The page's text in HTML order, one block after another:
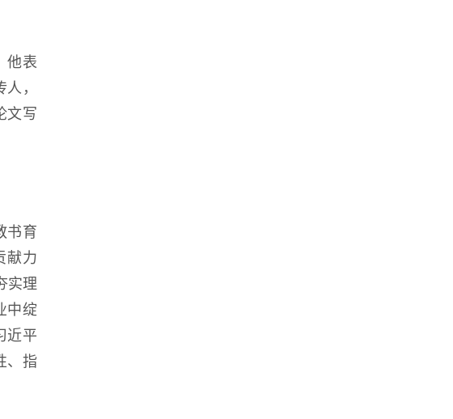
他表
，
文写
书育
献力
实理
中绽
近平
、指